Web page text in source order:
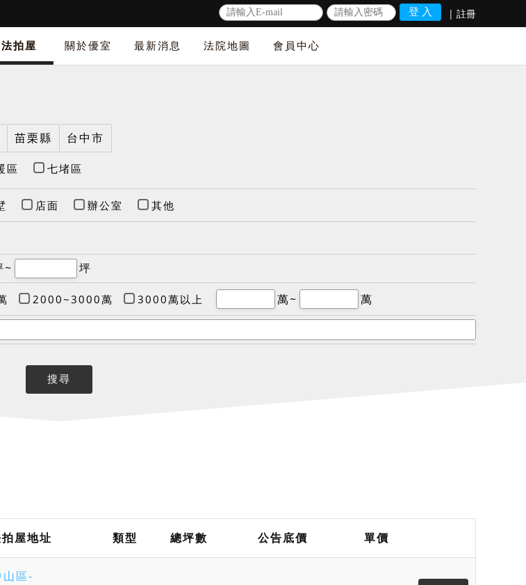
| 註冊
法拍屋 關於優室 最新消息 法院地圖 會員中心
苗栗縣 台中市
區 七堵區
店面 辦公室 其他
~ 坪
2000~3000萬 3000萬以上 萬~
萬
屋地址 類型 總坪數 公告底價 單價
區-